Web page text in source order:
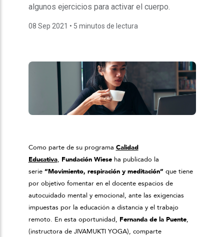
algunos ejercicios para activar el cuerpo.
08 Sep 2021 • 5 minutos de lectura
Como parte de su programa Calidad
Educativa, Fundación Wieseha publicado la
serie “Movimiento, respiración y meditación” que tiene
por objetivo fomentar en el docente espacios de
autocuidado mental y emocional, ante las exigencias
impuestas por la educación a distancia y el trabajo
remoto. En esta oportunidad, Fernanda de la Puente,
(instructora de JIVAMUKTI YOGA), comparte